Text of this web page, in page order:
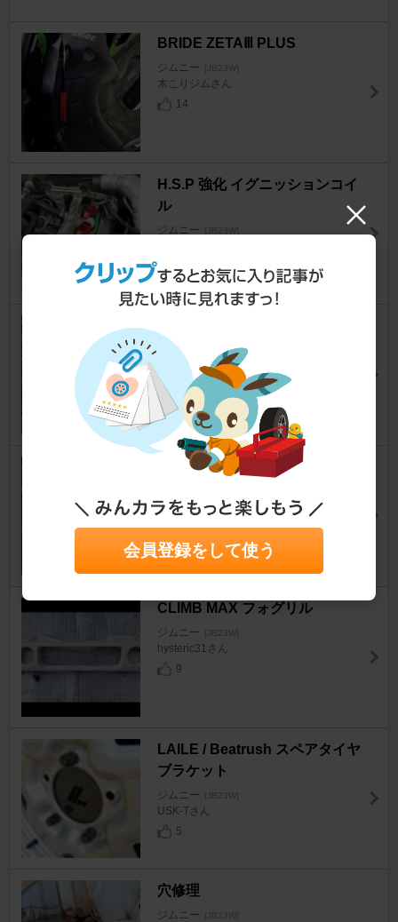
BRIDE ZETAⅢ PLUS
ジムニー [JB23W]
木こりジムさん
14
H.S.P 強化 イグニッションコイ
ル
ジムニー [JB23W]
17
ジムニー [JB23W]
JB23_背番号3さん
20
automatic ラジエーターキャッ
ジムニー [JB23W]
車オタク(笑)さん
12
CLIMB MAX フォグリル
ジムニー [JB23W]
hysteric31さん
9
LAILE / Beatrush スペアタイヤ
ブラケット
ジムニー [JB23W]
USK-Tさん
5
穴修理
ジムニー [JB23W]
会員登録をして使う